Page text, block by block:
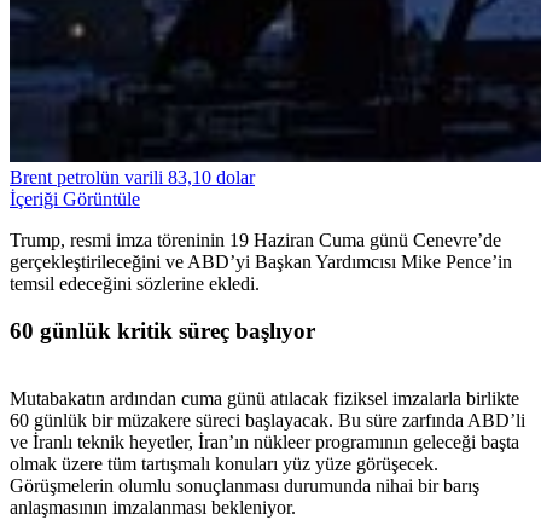
Brent petrolün varili 83,10 dolar
İçeriği Görüntüle
Trump, resmi imza töreninin 19 Haziran Cuma günü Cenevre’de
gerçekleştirileceğini ve ABD’yi Başkan Yardımcısı Mike Pence’in
temsil edeceğini sözlerine ekledi.
60 günlük kritik süreç başlıyor
Mutabakatın ardından cuma günü atılacak fiziksel imzalarla birlikte
60 günlük bir müzakere süreci başlayacak. Bu süre zarfında ABD’li
ve İranlı teknik heyetler, İran’ın nükleer programının geleceği başta
olmak üzere tüm tartışmalı konuları yüz yüze görüşecek.
Görüşmelerin olumlu sonuçlanması durumunda nihai bir barış
anlaşmasının imzalanması bekleniyor.